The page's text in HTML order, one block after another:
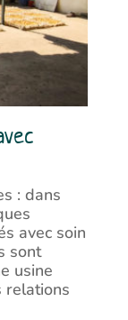
: dans
avec soin
sont
usine
relations